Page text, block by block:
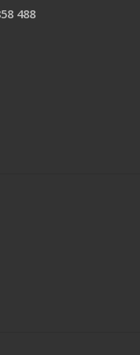
1 stk på lager
488